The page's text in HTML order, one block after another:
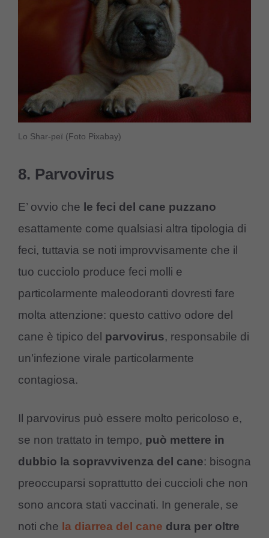
Lo Shar-peï (Foto Pixabay)
8. Parvovirus
E’ ovvio che le feci del cane puzzano
esattamente come qualsiasi altra tipologia di
feci, tuttavia se noti improvvisamente che il
tuo cucciolo produce feci molli e
particolarmente maleodoranti dovresti fare
molta attenzione: questo cattivo odore del
cane è tipico del parvovirus, responsabile di
un’infezione virale particolarmente
contagiosa.
Il parvovirus può essere molto pericoloso e,
se non trattato in tempo, può mettere in
dubbio la sopravvivenza del cane: bisogna
preoccuparsi soprattutto dei cuccioli che non
sono ancora stati vaccinati. In generale, se
noti che la diarrea del cane dura per oltre